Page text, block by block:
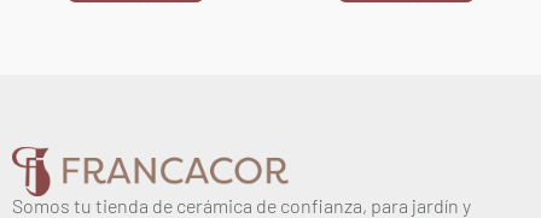
Somos tu tienda de cerámica de confianza, para jardín y